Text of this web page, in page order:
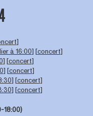
]
à 16:00] [concert]
] [concert]
] [concert]
] [concert]
] [concert]
18:00)